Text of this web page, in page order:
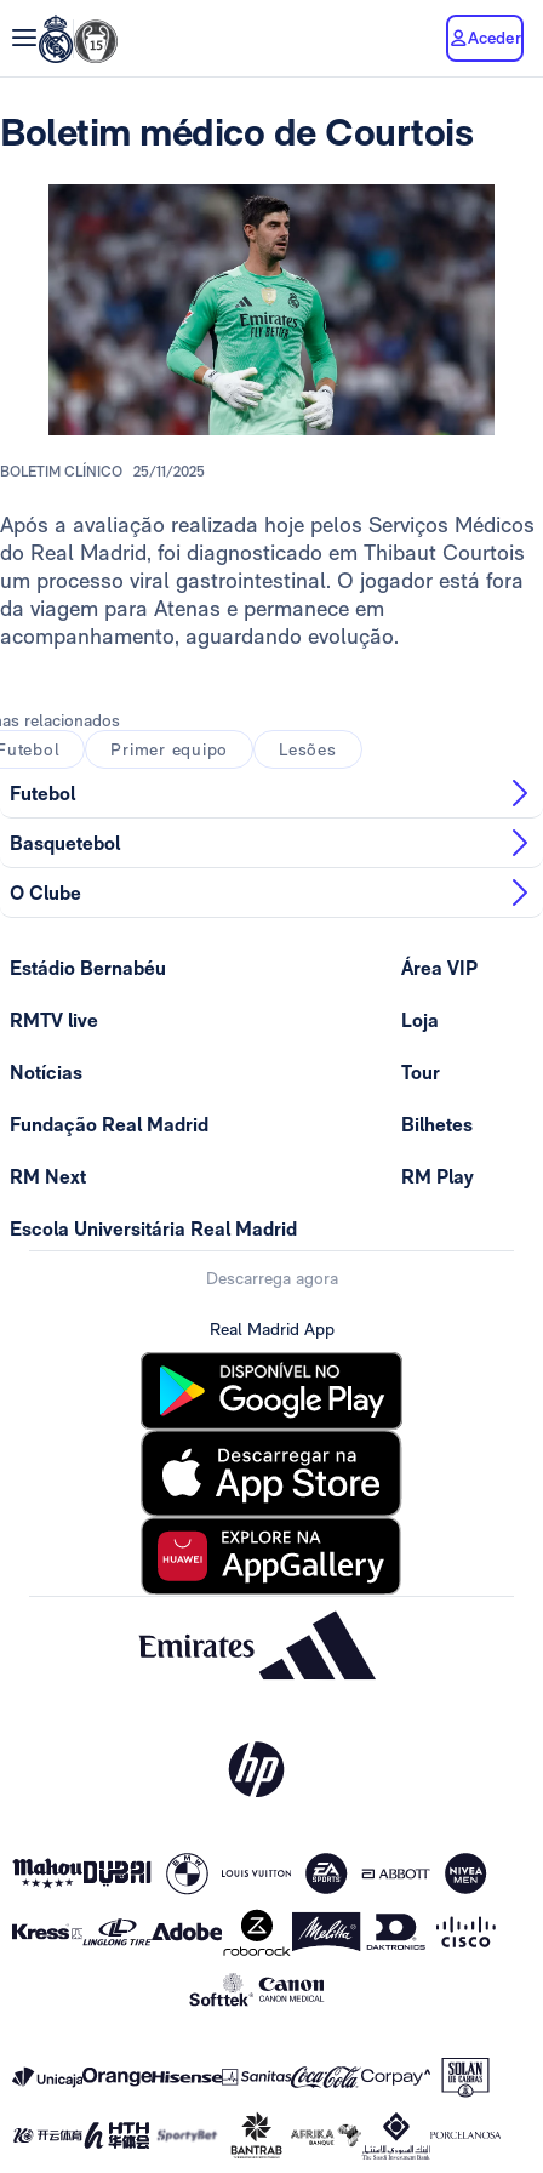
Aceder
Boletim médico de Courtois
BOLETIM CLÍNICO 25/11/2025
Após a avaliação realizada hoje pelos Serviços Médicos
do Real Madrid, foi diagnosticado em Thibaut Courtois
um processo viral gastrointestinal. O jogador está fora
da viagem para Atenas e permanece em
acompanhamento, aguardando evolução.
relacionados
Primer equipo Lesões
Futebol
Basquetebol
O Clube
Estádio Bernabéu
RMTV live
Notícias
Fundação Real Madrid
RM Next
Escola Universitária Real Madrid
Área VIP
Loja
Tour
Bilhetes
RM Play
Descarrega agora
Real Madrid App